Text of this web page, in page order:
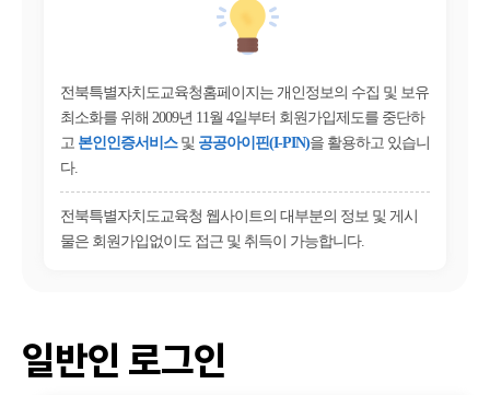
전북특별자치도교육청홈페이지는 개인정보의 수집 및 보유
최소화를 위해 2009년 11월 4일부터 회원가입제도를 중단하
고 본인인증서비스 및 공공아이핀(I-PIN)을 활용하고 있습니
다.
전북특별자치도교육청 웹사이트의 대부분의 정보 및 게시
물은 회원가입없이도 접근 및 취득이 가능합니다.
일반인 로그인